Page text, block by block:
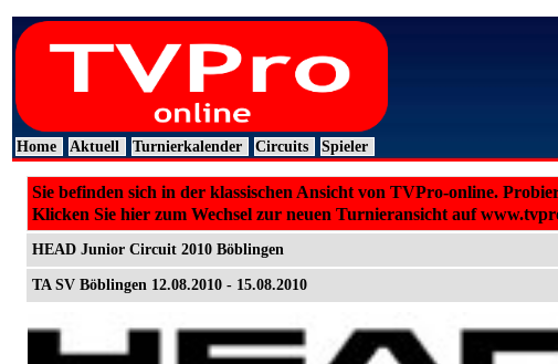
Home Aktuell Turnierkalender Circuits Spieler
Sie befinden sich in der klassischen Ansicht von TVPro-online.
Klicken Sie hier zum Wechsel zur neuen Turnieransicht auf
HEAD Junior Circuit 2010 Böblingen
TA SV Böblingen 12.08.2010 - 15.08.2010